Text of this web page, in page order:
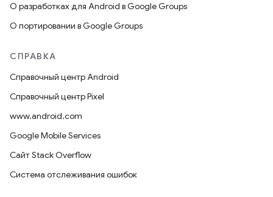
О разработках для Android в Google Groups
О портировании в Google Groups
СПРАВКА
Справочный центр Android
Справочный центр Pixel
www.android.com
Google Mobile Services
Сайт Stack Overflow
Система отслеживания ошибок